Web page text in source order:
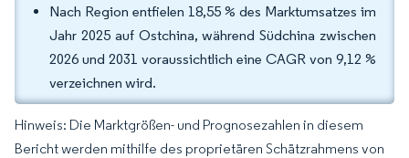
Nach Region entfielen 18,55 % des Marktumsatzes im
Jahr 2025 auf Ostchina, während Südchina zwischen
2026 und 2031 voraussichtlich eine CAGR von 9,12 %
verzeichnen wird.
Hinweis: Die Marktgrößen- und Prognosezahlen in diesem
Bericht werden mithilfe des proprietären Schätzrahmens von